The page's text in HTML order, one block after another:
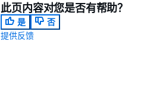
此页内容对您是否有帮助？
是
否
提供反馈